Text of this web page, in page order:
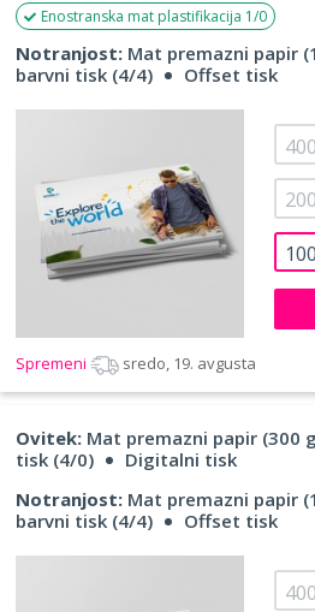
Enostranska mat plastifikacija 1/0
Notranjost: Mat premazni papir
barvni tisk (4/4)
Offset tisk
100
200
400
Spremeni sredo, 19. avgusta
Ovitek: Mat premazni papir (300
tisk (4/0)
Digitalni tisk
Notranjost: Mat premazni papir
barvni tisk (4/4)
Offset tisk
400